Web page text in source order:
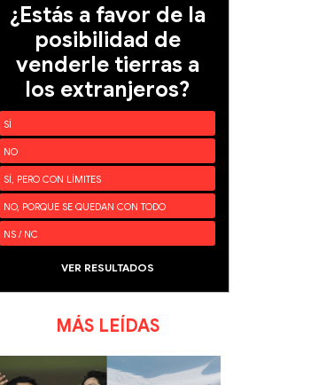
¿Estás a favor de la
posibilidad de
venderle tierras a
los extranjeros?
SÍ
NO
SÍ, PERO CON LÍMITES
NO, PORQUE SE QUEDAN CON TODO
NS / NC
VER RESULTADOS
MÁS LEÍDAS